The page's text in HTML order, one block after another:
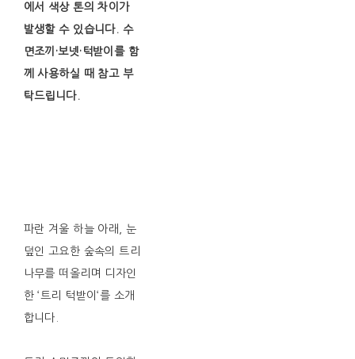
에서 색상 톤의 차이가
발생할 수 있습니다. 수
면조끼·보넷·턱받이를 함
께 사용하실 때 참고 부
탁드립니다.
파란 겨울 하늘 아래, 눈
덮인 고요한 숲속의 트리
나무를 떠올리며 디자인
한 ‘트리 턱받이‘를 소개
합니다.